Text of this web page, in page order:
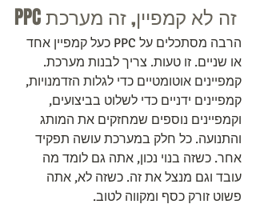
PPC זה לא קמפיין, זה מערכת
הרבה מסתכלים על PPC כעל קמפיין אחד
או שניים. זו טעות. צריך לבנות מערכת.
קמפיינים אוטומטיים כדי לגלות הזדמנויות,
קמפיינים ידניים כדי לשלוט בביצועים,
וקמפיינים נוספים שמחזקים את המותג
והתנועה. כל חלק במערכת עושה תפקיד
אחר. כשזה בנוי נכון, אתה גם לומד מה
עובד וגם מנצל את זה. כשזה לא, אתה
פשוט זורק כסף ומקווה לטוב.